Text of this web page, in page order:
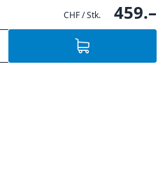
CHF / Stk. 459.–